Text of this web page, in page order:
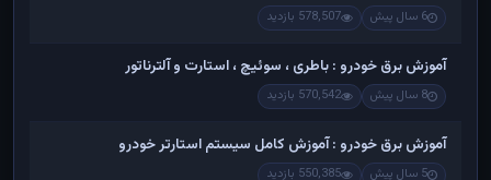
6 سال پیش 578,507 بازدید
آموزش برق خودرو : باطری ، سوئیچ ، استارت و آلترناتور
8 سال پیش 570,542 بازدید
آموزش برق خودرو : آموزش کامل سیستم استارتر خودرو
5 سال پیش 550,385 بازدید